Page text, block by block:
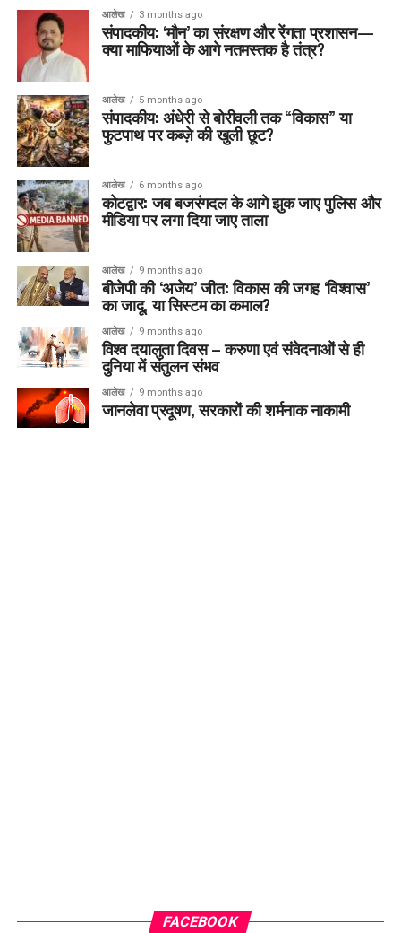
आलेख 3 months ago
संपादकीय: ‘मौन’ का संरक्षण और रेंगता प्रशासन—
क्या माफियाओं के आगे नतमस्तक है तंत्र?
आलेख 5 months ago
संपादकीय: अंधेरी से बोरीवली तक “विकास” या
फुटपाथ पर कब्ज़े की खुली छूट?
आलेख 6 months ago
कोटद्वार: जब बजरंगदल के आगे झुक जाए पुलिस और
मीडिया पर लगा दिया जाए ताला
आलेख 9 months ago
बीजेपी की ‘अजेय’ जीत: विकास की जगह ‘विश्वास’
का जादू, या सिस्टम का कमाल?
आलेख 9 months ago
विश्व दयालुता दिवस – करुणा एवं संवेदनाओं से ही
दुनिया में संतुलन संभव
आलेख 9 months ago
जानलेवा प्रदूषण, सरकारों की शर्मनाक नाकामी
FACEBOOK